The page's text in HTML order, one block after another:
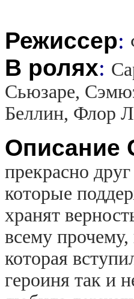
Режиссер:
В ролях:
Сьюзаре,
Беллин, Флор
Описание
прекрасно
которые
хранят
всему
которая
героиня так и